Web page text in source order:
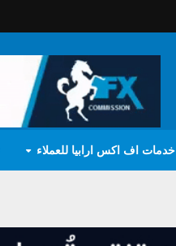
خدمات اف اكس ارابيا للعملاء